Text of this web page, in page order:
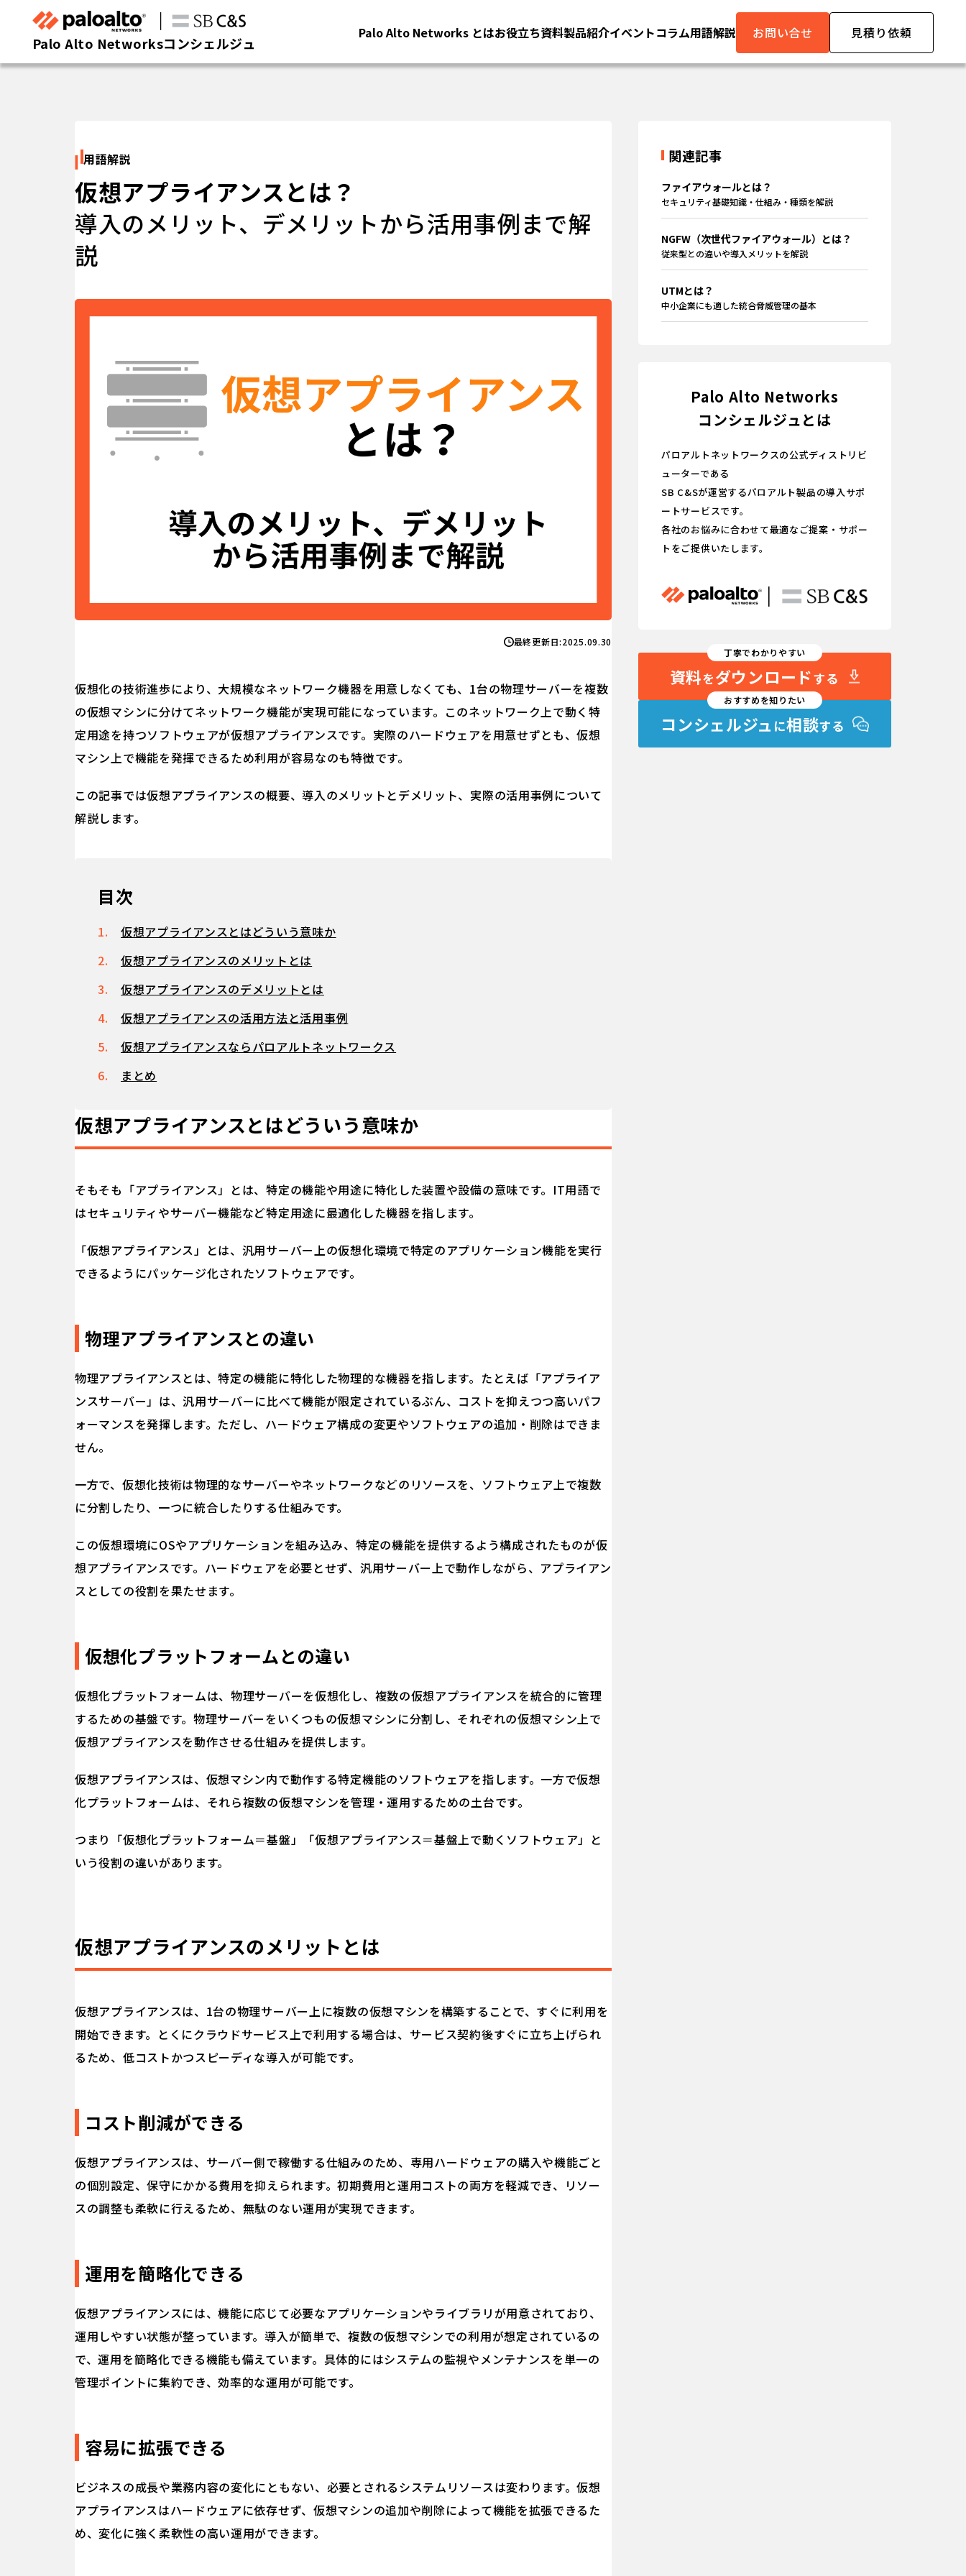
Palo Alto Networksコンシェルジュ
Palo Alto Networks とはお役立ち資料製品紹介イベントコラム用語解説 お問い合せ 見積り依頼
用語解説
仮想アプライアンスとは？
導入のメリット、デメリットから活用事例まで解
説
最終更新日:2025.09.30
仮想化の技術進歩により、大規模なネットワーク機器を用意しなくても、1台の物理サーバーを複数
の仮想マシンに分けてネットワーク機能が実現可能になっています。このネットワーク上で動く特
定用途を持つソフトウェアが仮想アプライアンスです。実際のハードウェアを用意せずとも、仮想
マシン上で機能を発揮できるため利用が容易なのも特徴です。
この記事では仮想アプライアンスの概要、導入のメリットとデメリット、実際の活用事例について
解説します。
目次
仮想アプライアンスとはどういう意味か
仮想アプライアンスのメリットとは
仮想アプライアンスのデメリットとは
仮想アプライアンスの活用方法と活用事例
仮想アプライアンスならパロアルトネットワークス
まとめ
仮想アプライアンスとはどういう意味か
そもそも「アプライアンス」とは、特定の機能や用途に特化した装置や設備の意味です。IT用語で
はセキュリティやサーバー機能など特定用途に最適化した機器を指します。
「仮想アプライアンス」とは、汎用サーバー上の仮想化環境で特定のアプリケーション機能を実行
できるようにパッケージ化されたソフトウェアです。
物理アプライアンスとの違い
物理アプライアンスとは、特定の機能に特化した物理的な機器を指します。たとえば「アプライア
ンスサーバー」は、汎用サーバーに比べて機能が限定されているぶん、コストを抑えつつ高いパフ
ォーマンスを発揮します。ただし、ハードウェア構成の変更やソフトウェアの追加・削除はできま
せん。
一方で、仮想化技術は物理的なサーバーやネットワークなどのリソースを、ソフトウェア上で複数
に分割したり、一つに統合したりする仕組みです。
この仮想環境にOSやアプリケーションを組み込み、特定の機能を提供するよう構成されたものが仮
想アプライアンスです。ハードウェアを必要とせず、汎用サーバー上で動作しながら、アプライアン
スとしての役割を果たせます。
仮想化プラットフォームとの違い
仮想化プラットフォームは、物理サーバーを仮想化し、複数の仮想アプライアンスを統合的に管理
するための基盤です。物理サーバーをいくつもの仮想マシンに分割し、それぞれの仮想マシン上で
仮想アプライアンスを動作させる仕組みを提供します。
仮想アプライアンスは、仮想マシン内で動作する特定機能のソフトウェアを指します。一方で仮想
化プラットフォームは、それら複数の仮想マシンを管理・運用するための土台です。
つまり「仮想化プラットフォーム＝基盤」「仮想アプライアンス＝基盤上で動くソフトウェア」と
いう役割の違いがあります。
仮想アプライアンスのメリットとは
仮想アプライアンスは、1台の物理サーバー上に複数の仮想マシンを構築することで、すぐに利用を
開始できます。とくにクラウドサービス上で利用する場合は、サービス契約後すぐに立ち上げられ
るため、低コストかつスピーディな導入が可能です。
コスト削減ができる
仮想アプライアンスは、サーバー側で稼働する仕組みのため、専用ハードウェアの購入や機能ごと
の個別設定、保守にかかる費用を抑えられます。初期費用と運用コストの両方を軽減でき、リソー
スの調整も柔軟に行えるため、無駄のない運用が実現できます。
運用を簡略化できる
仮想アプライアンスには、機能に応じて必要なアプリケーションやライブラリが用意されており、
運用しやすい状態が整っています。導入が簡単で、複数の仮想マシンでの利用が想定されているの
で、運用を簡略化できる機能も備えています。具体的にはシステムの監視やメンテナンスを単一の
管理ポイントに集約でき、効率的な運用が可能です。
容易に拡張できる
ビジネスの成長や業務内容の変化にともない、必要とされるシステムリソースは変わります。仮想
アプライアンスはハードウェアに依存せず、仮想マシンの追加や削除によって機能を拡張できるた
め、変化に強く柔軟性の高い運用ができます。
関連記事
ファイアウォールとは？
セキュリティ基礎知識・仕組み・種類を解説
NGFW（次世代ファイアウォール）とは？
従来型との違いや導入メリットを解説
UTMとは？
中小企業にも適した統合脅威管理の基本
Palo Alto Networks
コンシェルジュとは
パロアルトネットワークスの公式ディストリビ
ューターである
SB C&Sが運営するパロアルト製品の導入サポ
ートサービスです。
各社のお悩みに合わせて最適なご提案・サポー
トをご提供いたします。
丁寧でわかりやすい
資料をダウンロードする
おすすめを知りたい
コンシェルジュ に相談する